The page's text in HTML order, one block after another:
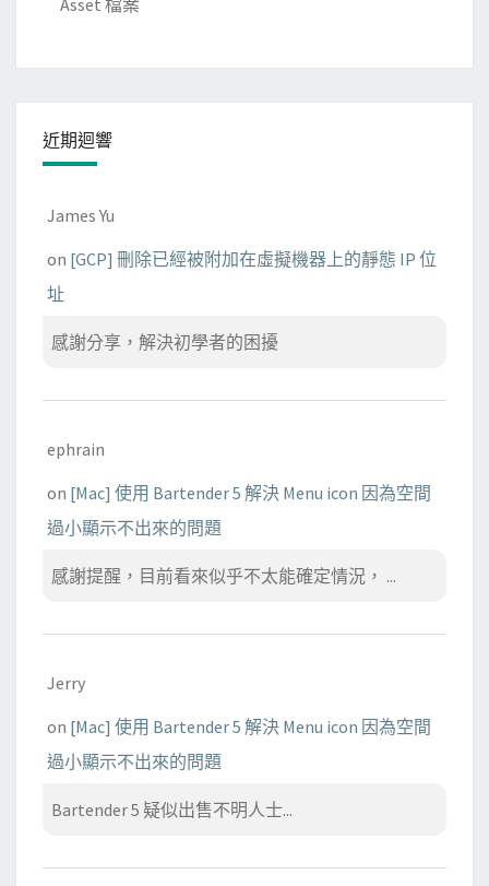
料
Asset 檔案
近期迴響
James Yu
on [GCP] 刪除已經被附加在虛擬機器上的靜態 IP 位
址
感謝分享，解決初學者的困擾
ephrain
on [Mac] 使用 Bartender 5 解決 Menu icon 因為空間
過小顯示不出來的問題
感謝提醒，目前看來似乎不太能確定情況， ...
Jerry
on [Mac] 使用 Bartender 5 解決 Menu icon 因為空間
過小顯示不出來的問題
Bartender 5 疑似出售不明人士...